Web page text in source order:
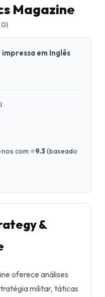
Magazine
em Inglês
com ⭐9.3(baseado
&
oferece análises
militar, táticas